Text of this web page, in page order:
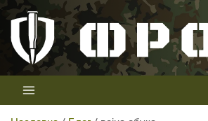
Скип
цонтент
Телевизија ФРОНТ
Први војни канал у Србији